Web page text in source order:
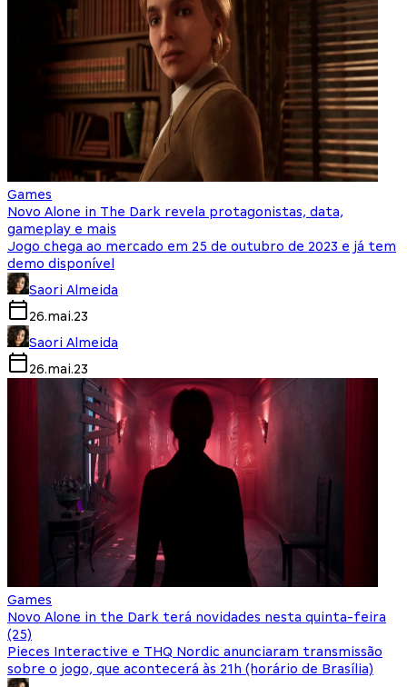
Games
Novo Alone in The Dark revela protagonistas, data,
gameplay e mais
Jogo chega ao mercado em 25 de outubro de 2023 e já tem
demo disponível
Saori Almeida
26.mai.23
Saori Almeida
26.mai.23
Games
Novo Alone in the Dark terá novidades nesta quinta-feira
(25)
Pieces Interactive e THQ Nordic anunciaram transmissão
sobre o jogo, que acontecerá às 21h (horário de Brasília)